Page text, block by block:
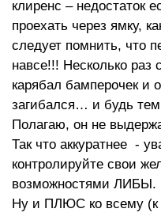
клиренс – недостаток
проехать через ямку,
следует помнить, что
навсе!!! Несколько раз
карябал бамперочек и
загибался… и будь
Полагаю, он не
Так что аккуратнее -
контролируйте свои
возможностями ЛИБЫ.
Ну и ПЛЮС ко всему (к